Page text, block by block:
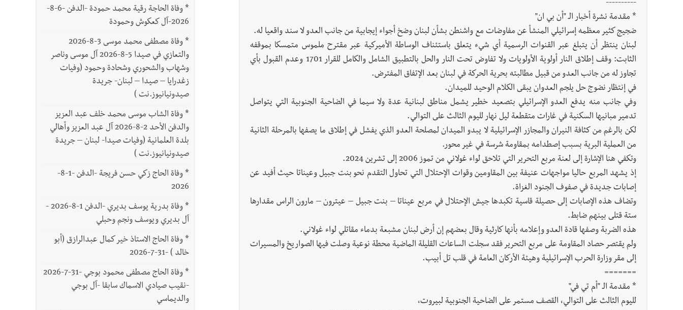
تستمر هذه المعاناة التي تمزق القلوب والضمائر؟
أخبار العالم
الرئيس الأميركي ترامب يحذّر إيران من ضربة قوية... وإعلام إيراني: الاتّفاق مع عُمان مؤجّل ما دامت التهديدات مستمرّة
----------
* مقدمة نشرة أخبار الـ "أن بي ان"
ضجيج كثير معظمه إسرائيلي المنشأ عن مفاوضات مع واشنطن بشأن لبنان وضخ أجواء إيجابية من جانب العدو لا سند واقعيا له.
لبنان ينتظر أن يتبلغ عبر القنوات الرسمية أي شيء يتعلق باستئناف الوساطة الأميركية عبر مقترح ملموس متمسكا بموقفه
الثابت: وقف إطلاق النار أولوية الأولويات ولا تفاوض تحت النار والحل بالتطبيق الشامل والكامل للقرار 1701 وعدم القبول بأي
تجاوز له من جانب العدو من قبيل مطالبته بحرية الحركة في لبنان بعد الإتفاق المفترض.
في إنتظار نضوج حل يلجم العدوان يبقى الكلام الوحيد للميدان.
وفي جانب منه يدفع العدو الإسرائيلي بتصعيد خطير يشمل مناطق لبنانية عدة ولا سيما في الضاحية الجنوبية التي يتواصل
تدمير مبانيها السكنية في غارات متقطعة ليل نهار لليوم الثالث على التوالي.
لكن بالرغم من كثافة النيران والمجازر الإسرائيلية لا يبدو الميدان لمصلحة العدو الذي يفشل في إطلاق ما يصفها بالمرحلة الثانية
من العملية البرية بسبب إصطدامه بمقاومة شرسة في غير محور.
وتكفي هنا الإشارة إلى لعنة مربع التحرير التي تلاحق لواء غولاني من تموز 2006 إلى تشرين 2024.
إذ يشهد المربع حاليا مواجهات عنيفة بين المقاومين وقوات الإحتلال التي تحاول التقدم نحو بنت جبيل وعيناتا حيث أفيد عن
إصابات جديدة في صفوف الجنود الغزاة.
وتضاف هذه الإصابات إلى حصيلة قاسية تكبدها جيش الإحتلال في مربع عيناتا – بنت جبيل – عيترون – مارون الراس مقدارها
ستة قتلى بينهم ضابط.
هذه الضربة وصفها قادة العدو وإعلامه بأنها كارثية وقال بعضهم إن أرض لبنان مشبعة بدماء مقاتلي لواء غولاني.
ولم يقتصر حصاد المقاومة على مربع التحرير فقد سجلت الساعات القليلة الماضية محطة نوعية وصلت فيها الصواريخ والمسيرات
إلى مقر وزارة الحرب الإسرائيلية وهيئة الأركان العامة في قلب تل أبيب.
=======
* مقدمة الـ "أم تي في"
لليوم الثالث على التوالي، القصف مستمر على الضاحية الجنوبية لبيروت،
*
وفاة الحاجة رقية محمد حمودة -الدفن -6-8-
2026-آل كعكوش وحمودة
*
وفاة مصطفى محمد موسى 3-8-2026
والتعازي في صيدا 5-8-2026 آل موسى وناصر
وشهاب والشحوري وشحادة وحمود (وفيات
زغدرايا – صيدا – لبنان- جريدة
صيدونيانيوز.نت )
* وفاة الشاب موسى محمد خلف عبد العزيز
والدفن الأحد 2-8-2026 آل عبد العزيز وأهالي
بلدة العلمانية (وفيات صيدا- لبنان – جريدة
صيدونيانيوز.نت )
*
وفاة الحاج زكي حسن فريجة -الدفن -1-8-
2026
*
وفاة بدرية يوسف بديري -الدفن 1-8-2026 -
آل بديري ويوسف ونجم وحبلي
* وفاة الحاج الاستاذ خير كمال عبدالرازق (أبو
خالد ) -31-7-2026
*
وفاة الحاج مصطفى محمود بوجي -31-7-2026
-نقيب صيادي الاسماك سابقا -آل بوجي
والديماسي